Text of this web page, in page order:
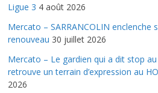
Ligue 3 4 août 2026
Mercato – SARRANCOLIN enclenche
renouveau 30 juillet 2026
Mercato – Le gardien qui a dit stop
retrouve un terrain d’expression au
2026